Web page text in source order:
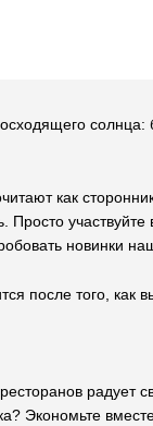
как
новинки
после того,
радует
Экономьте